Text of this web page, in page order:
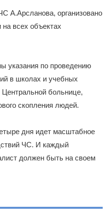
А.Арсланова, организовано
всех объектах
указания по проведению
в школах и учебных
Центральной больнице,
скопления людей.
дня идет масштабное
ЧС. И каждый
должен быть на своем